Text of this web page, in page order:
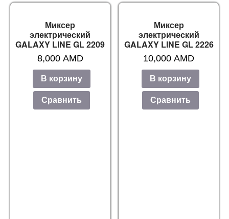
Миксер
электрический
GALAXY LINE GL 2209
8,000 AMD
В корзину
Сравнить
Миксер
электрический
GALAXY LINE GL 2226
10,000AMD
В корзину
Сравнить